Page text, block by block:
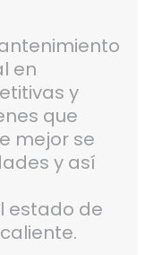
en
y
que
mejor se
y así
estado de